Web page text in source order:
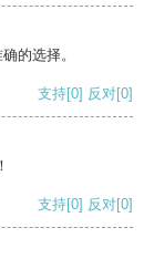
的选择。
支持[0] 反对[0]
支持[0] 反对[0]